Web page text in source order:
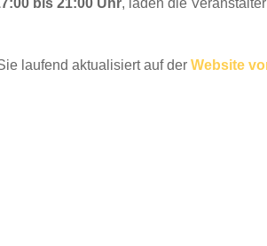
bis 21:00 Uhr, laden die
laufend aktualisiert auf derWebsite